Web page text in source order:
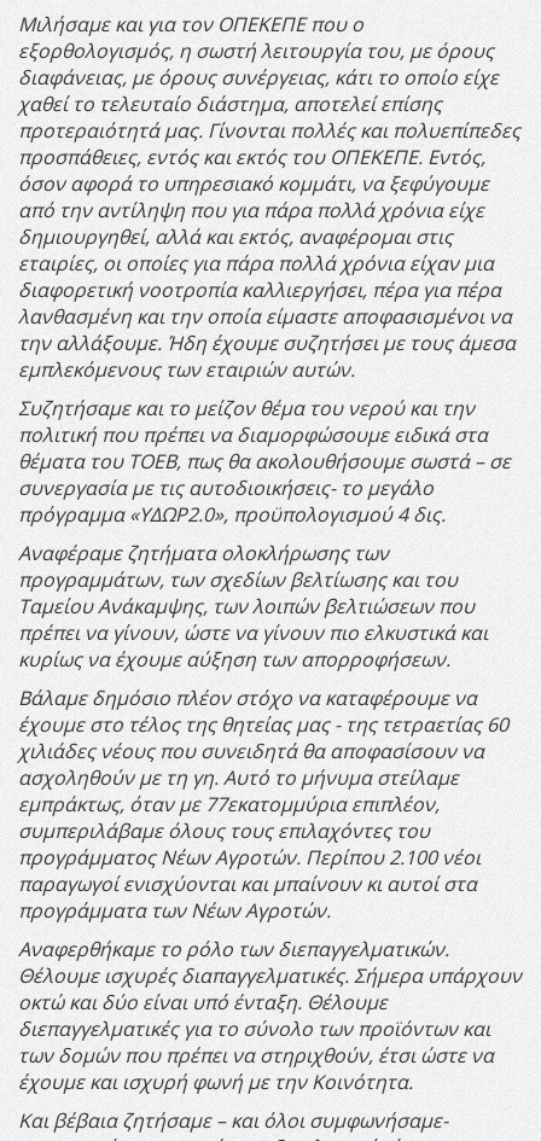
Μιλήσαμε και για τον ΟΠΕΚΕΠΕ που ο
εξορθολογισμός, η σωστή λειτουργία του, με όρους
διαφάνειας, με όρους συνέργειας, κάτι το οποίο είχε
χαθεί το τελευταίο διάστημα, αποτελεί επίσης
προτεραιότητά μας. Γίνονται πολλές και πολυεπίπεδες
προσπάθειες, εντός και εκτός του ΟΠΕΚΕΠΕ. Εντός,
όσον αφορά το υπηρεσιακό κομμάτι, να ξεφύγουμε
από την αντίληψη που για πάρα πολλά χρόνια είχε
δημιουργηθεί, αλλά και εκτός, αναφέρομαι στις
εταιρίες, οι οποίες για πάρα πολλά χρόνια είχαν μια
διαφορετική νοοτροπία καλλιεργήσει, πέρα για πέρα
λανθασμένη και την οποία είμαστε αποφασισμένοι να
την αλλάξουμε. Ήδη έχουμε συζητήσει με τους άμεσα
εμπλεκόμενους των εταιριών αυτών.
Συζητήσαμε και το μείζον θέμα του νερού και την
πολιτική που πρέπει να διαμορφώσουμε ειδικά στα
θέματα του ΤΟΕΒ, πως θα ακολουθήσουμε σωστά – σε
συνεργασία με τις αυτοδιοικήσεις- το μεγάλο
πρόγραμμα «ΥΔΩΡ2.0», προϋπολογισμού 4 δις.
Αναφέραμε ζητήματα ολοκλήρωσης των
προγραμμάτων, των σχεδίων βελτίωσης και του
Ταμείου Ανάκαμψης, των λοιπών βελτιώσεων που
πρέπει να γίνουν, ώστε να γίνουν πιο ελκυστικά και
κυρίως να έχουμε αύξηση των απορροφήσεων.
Βάλαμε δημόσιο πλέον στόχο να καταφέρουμε να
έχουμε στο τέλος της θητείας μας - της τετραετίας 60
χιλιάδες νέους που συνειδητά θα αποφασίσουν να
ασχοληθούν με τη γη. Αυτό το μήνυμα στείλαμε
εμπράκτως, όταν με 77εκατομμύρια επιπλέον,
συμπεριλάβαμε όλους τους επιλαχόντες του
προγράμματος Νέων Αγροτών. Περίπου 2.100 νέοι
παραγωγοί ενισχύονται και μπαίνουν κι αυτοί στα
προγράμματα των Νέων Αγροτών.
Αναφερθήκαμε το ρόλο των διεπαγγελματικών.
Θέλουμε ισχυρές διαπαγγελματικές. Σήμερα υπάρχουν
οκτώ και δύο είναι υπό ένταξη. Θέλουμε
διεπαγγελματικές για το σύνολο των προϊόντων και
των δομών που πρέπει να στηριχθούν, έτσι ώστε να
έχουμε και ισχυρή φωνή με την Κοινότητα.
Και βέβαια ζητήσαμε – και όλοι συμφωνήσαμε-